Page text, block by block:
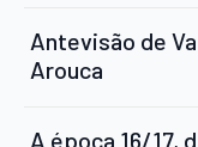
Antevisão de
Arouca
A época 16/17,